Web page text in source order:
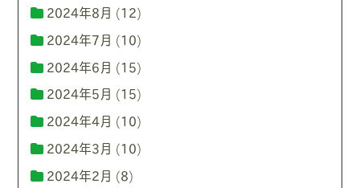
2024年8月 (12)
2024年7月 (10)
2024年6月 (15)
2024年5月 (15)
2024年4月 (10)
2024年3月 (10)
2024年2月 (8)